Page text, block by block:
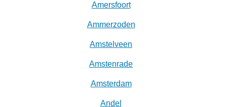
Amersfoort
Ammerzoden
Amstelveen
Amstenrade
Amsterdam
Andel